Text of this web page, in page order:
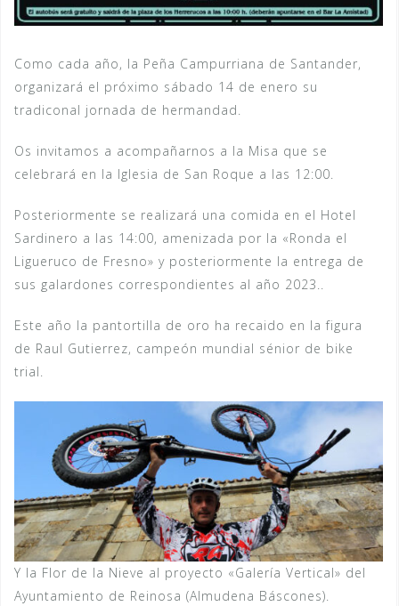
Como cada año, la Peña Campurriana de Santander,
organizará el próximo sábado 14 de enero su
tradiconal jornada de hermandad.
Os invitamos a acompañarnos a la Misa que se
celebrará en la Iglesia de San Roque a las 12:00.
Posteriormente se realizará una comida en el Hotel
Sardinero a las 14:00, amenizada por la «Ronda el
Ligueruco de Fresno» y posteriormente la entrega de
sus galardones correspondientes al año 2023..
Este año la pantortilla de oro ha recaido en la figura
de Raul Gutierrez, campeón mundial sénior de bike
trial.
Y la Flor de la Nieve al proyecto «Galería Vertical» del
Ayuntamiento de Reinosa (Almudena Báscones).